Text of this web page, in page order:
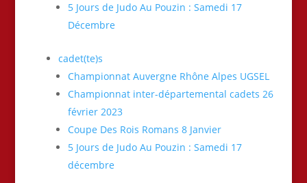
5 Jours de Judo Au Pouzin : Samedi 17
Décembre
cadet(te)s
Championnat Auvergne Rhône Alpes UGSEL
Championnat inter-départemental cadets 26
février 2023
Coupe Des Rois Romans 8 Janvier
5 Jours de Judo Au Pouzin : Samedi 17
décembre